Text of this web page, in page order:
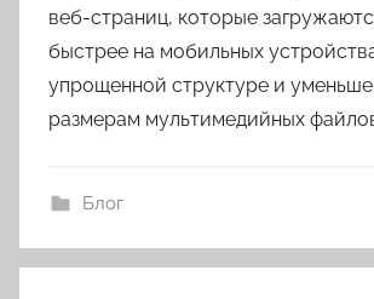
веб-страниц, которые
быстрее на мобильных
упрощенной структуре и
размерам мультимедийных
Блог